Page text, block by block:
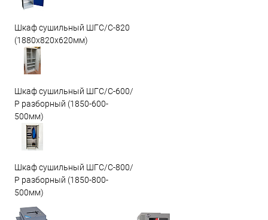
Шкаф сушильный ШГС/C-820
(1880x820x620мм)
Шкаф сушильный ШГС/С-600/
Р разборный (1850-600-
500мм)
Шкаф сушильный ШГС/С-800/
Р разборный (1850-800-
500мм)